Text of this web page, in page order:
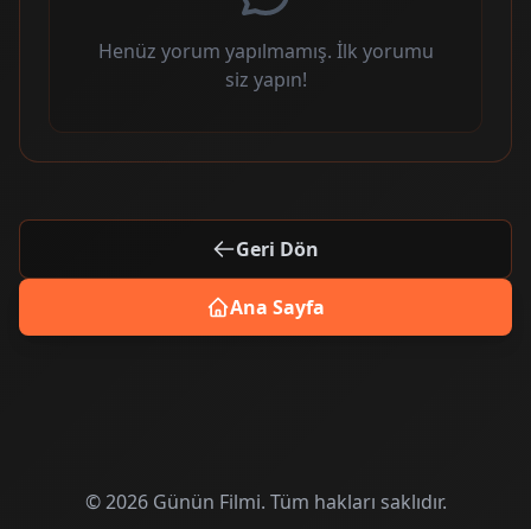
Henüz yorum yapılmamış. İlk yorumu
siz yapın!
Geri Dön
Ana Sayfa
© 2026 Günün Filmi. Tüm hakları saklıdır.